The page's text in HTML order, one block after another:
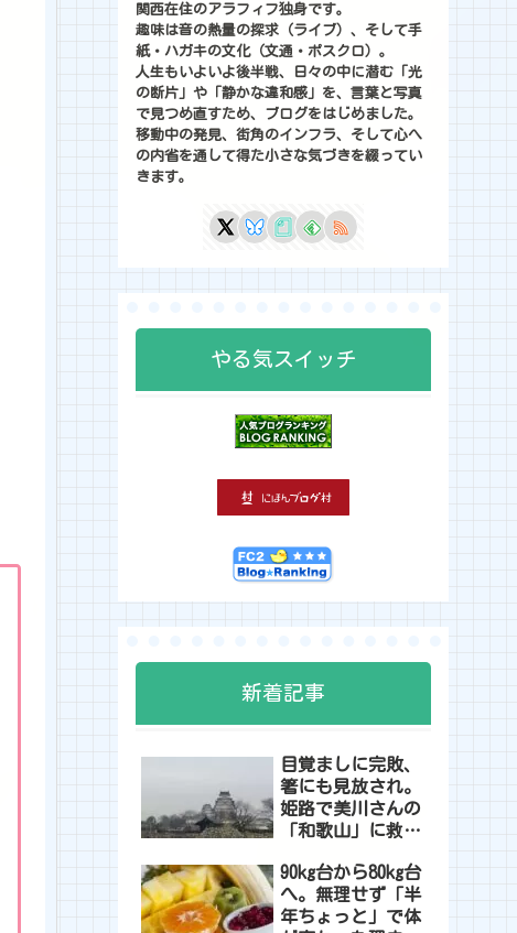
関西在住のアラフィフ独身です。
趣味は音の熱量の探求（ライブ）、そして手
紙・ハガキの文化（文通・ポスクロ）。
人生もいよいよ後半戦、日々の中に潜む「光
の断片」や「静かな違和感」を、言葉と写真
で見つめ直すため、ブログをはじめました。
移動中の発見、街角のインフラ、そして心へ
の内省を通して得た小さな気づきを綴ってい
きます。
やる気スイッチ
新着記事
目覚ましに完敗、
箸にも見放され。
姫路で美川さんの
「和歌山」に救わ
90kg台から80kg台
へ。無理せず「半
年ちょっと」で体